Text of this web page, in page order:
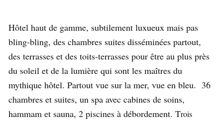
Hôtel haut de gamme, subtilement luxueux mais pas
bling-bling, des chambres suites disséminées partout,
des terrasses et des toits-terrasses pour être au plus près
du soleil et de la lumière qui sont les maîtres du
mythique hôtel. Partout vue sur la mer, vue en bleu. 36
chambres et suites, un spa avec cabines de soins,
hammam et sauna, 2 piscines à débordement. Trois